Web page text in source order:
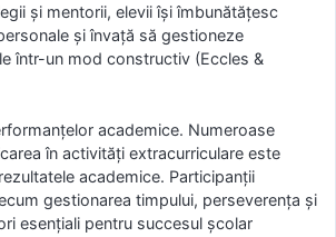
și mentorii, elevii își îmbunătățesc
și învață să gestioneze
într-un mod constructiv (Eccles &
academice. Numeroase
în activități extracurriculare este
academice. Participanții
gestionarea timpului, perseverența și
esențiali pentru succesul școlar